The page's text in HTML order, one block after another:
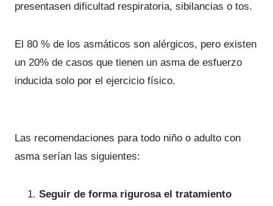
presentasen dificultad respiratoria, sibilancias o tos.
El 80 % de los asmáticos son alérgicos, pero existen
un 20% de casos que tienen un asma de esfuerzo
inducida solo por el ejercicio físico.
Las recomendaciones para todo niño o adulto con
asma serían las siguientes:
Seguir de forma rigurosa el tratamiento